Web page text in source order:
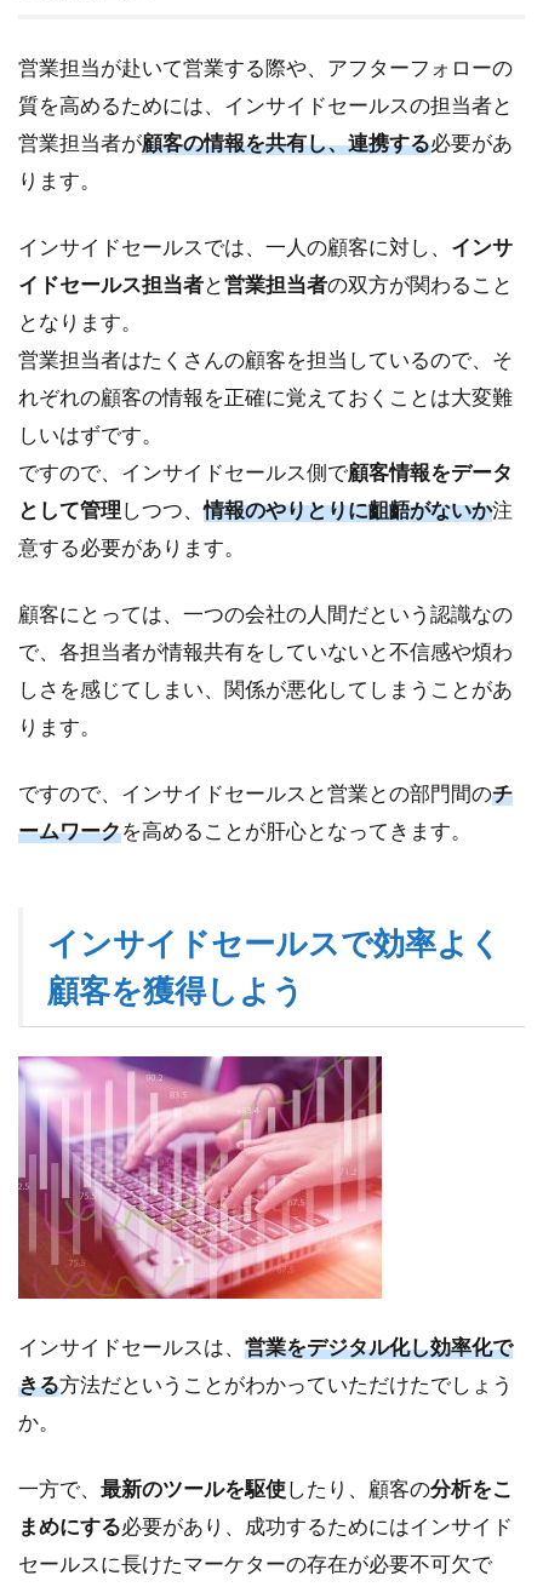
営業担当が赴いて営業する際や、アフターフォローの
質を高めるためには、インサイドセールスの担当者と
営業担当者が顧客の情報を共有し、連携する必要があ
ります。
インサイドセールスでは、一人の顧客に対し、 インサ
イドセールス担当者と営業担当者の双方が関わること
となります。
営業担当者はたくさんの顧客を担当しているので、そ
れぞれの顧客の情報を正確に覚えておくことは大変難
しいはずです。
ですので、インサイドセールス側で顧客情報をデータ
として管理しつつ、情報のやりとりに齟齬がないか注
意する必要があります。
顧客にとっては、一つの会社の人間だという認識なの
で、各担当者が情報共有をしていないと不信感や煩わ
しさを感じてしまい、関係が悪化してしまうことがあ
ります。
ですので、インサイドセールスと営業との部門間のチ
ームワークを高めることが肝心となってきます。
インサイドセールスで効率よく
顧客を獲得しよう
インサイドセールスは、 営業をデジタル化し効率化で
きる方法だということがわかっていただけたでしょう
か。
一方で、 最新のツールを駆使したり、顧客の分析をこ
まめにする必要があり、成功するためにはインサイド
セールスに長けたマーケターの存在が必要不可欠で